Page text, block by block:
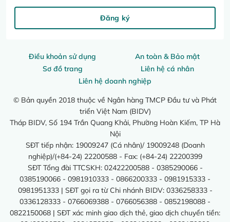
Điều khoản sử dụng
An toàn & Bảo mật
Sơ đồ trang
Liên hệ cá nhân
Liên hệ doanh nghiệp
© Bản quyền 2018 thuộc về Ngân hàng TMCP Đầu tư và Phát
triển Việt Nam (BIDV)
Tháp BIDV, Số 194 Trần Quang Khải, Phường Hoàn Kiếm, TP Hà
Nội
SĐT tiếp nhận: 19009247 (Cá nhân)/ 19009248 (Doanh
nghiệp)/(+84-24) 22200588 - Fax: (+84-24) 22200399
SĐT Tổng đài TTCSKH: 02422200588 - 0385290066 -
0385190066 - 0981910333 - 0866200333 - 0981915333 -
0981951333 | SĐT gọi ra từ Chi nhánh BIDV: 0336258333 -
0336128333 - 0766069388 - 0766056388 - 0852198088 -
0822150068 | SĐT xác minh giao dịch thẻ, giao dịch chuyển tiền:
Đăng ký